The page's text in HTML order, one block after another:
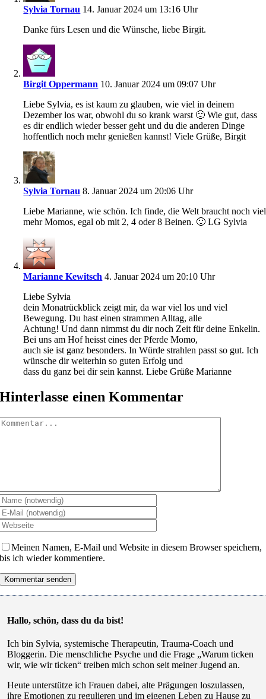
Sylvia Tornau 14. Januar 2024 um 13:16 Uhr
Danke fürs Lesen und die Wünsche, liebe Birgit.
Birgit Oppermann 10. Januar 2024 um 09:07 Uhr
Liebe Sylvia, es ist kaum zu glauben, wie viel in deinem
Dezember los war, obwohl du so krank warst 🙂 Wie gut, dass
es dir endlich wieder besser geht und du die anderen Dinge
hoffentlich noch mehr genießen kannst! Viele Grüße, Birgit
Sylvia Tornau 8. Januar 2024 um 20:06 Uhr
Liebe Marianne, wie schön. Ich finde, die Welt braucht noch viel
mehr Momos, egal ob mit 2, 4 oder 8 Beinen. 🙂 LG Sylvia
Marianne Kewitsch 4. Januar 2024 um 20:10 Uhr
Liebe Sylvia
dein Monatrückblick zeigt mir, da war viel los und viel
Bewegung. Du hast einen strammen Alltag, alle
Achtung! Und dann nimmst du dir noch Zeit für deine Enkelin.
Bei uns am Hof heisst eines der Pferde Momo,
auch sie ist ganz besonders. In Würde strahlen passt so gut. Ich
wünsche dir weiterhin so guten Erfolg und
dass du ganz bei dir sein kannst. Liebe Grüße Marianne
Hinterlasse einen Kommentar
Meinen Namen, E-Mail und Website in diesem Browser speichern,
bis ich wieder kommentiere.
Hallo, schön, dass du da bist!
Ich bin Sylvia, systemische Therapeutin, Trauma-Coach und
Bloggerin. Die menschliche Psyche und die Frage „Warum ticken
wir, wie wir ticken“ treiben mich schon seit meiner Jugend an.
Heute unterstütze ich Frauen dabei, alte Prägungen loszulassen,
ihre Emotionen zu regulieren und im eigenen Leben zu Hause zu